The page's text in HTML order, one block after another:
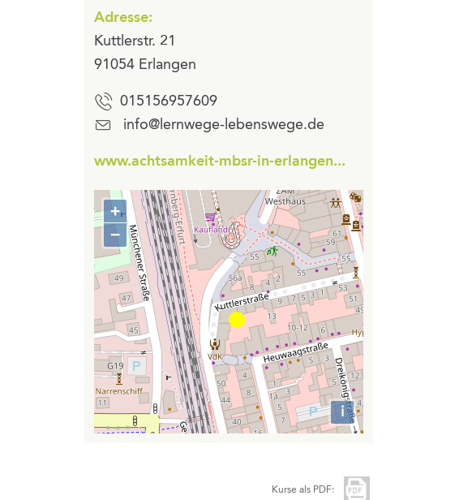
Adresse:
Kuttlerstr. 21
91054 Erlangen
015156957609
info@lernwege-lebenswege.de
www.achtsamkeit-mbsr-in-erlangen...
Zoom
in
+
Zoom
out
−
iAttributions
Kurse als PDF: